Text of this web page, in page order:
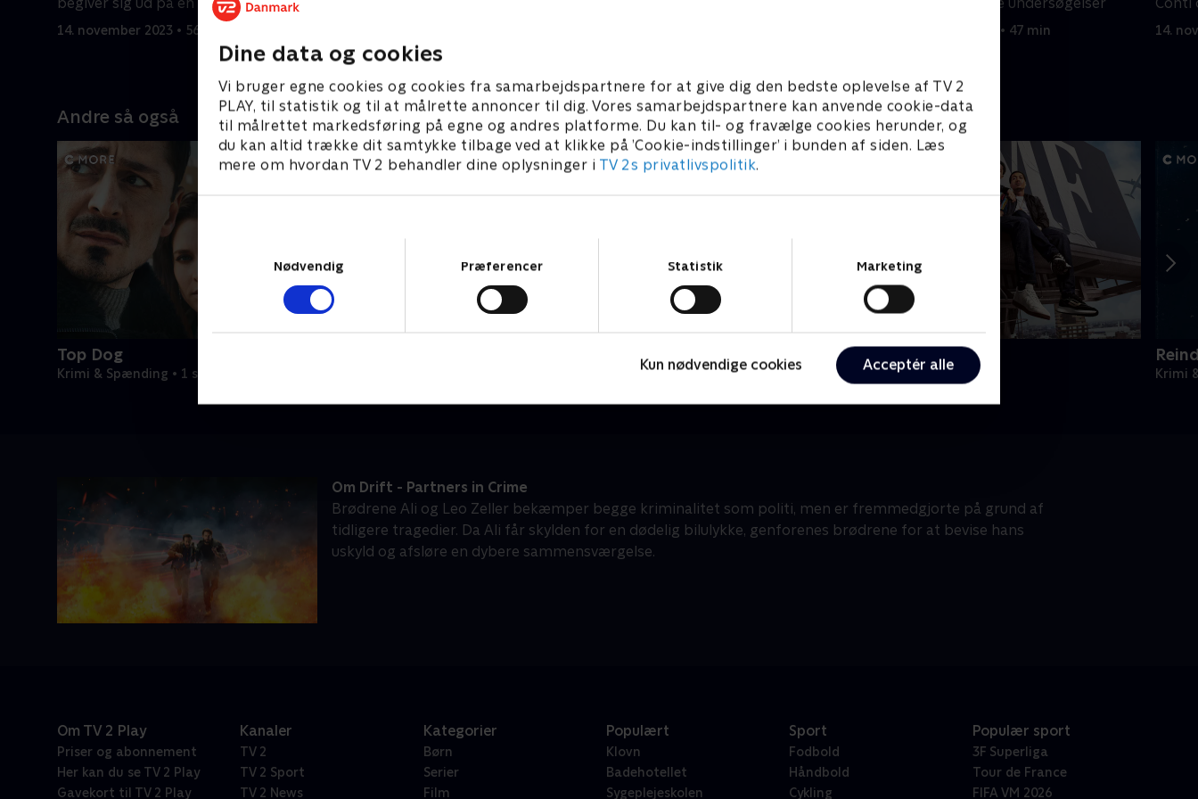
Dine data og cookies
Vi bruger egne cookies og cookies fra samarbejdspartnere for at give dig den bedste oplevelse af TV 2
PLAY, til statistik og til at målrette annoncer til dig. Vores samarbejdspartnere kan anvende cookie-data
til målrettet markedsføring på egne og andres platforme. Du kan til- og fravælge cookies herunder, og
du kan altid trække dit samtykke tilbage ved at klikke på ’Cookie-indstillinger’ i bunden af siden. Læs
mere om hvordan TV 2 behandler dine oplysninger i TV 2s privatlivspolitik.
Nødvendig
Præferencer Statistik Marketing
Kun nødvendige cookies Acceptér alle
14. november 2023 • 56 min 14. november 2023 • 47 min 14.
Andre så også
Top Dog
Krimi & Spænding • 1 sæsoner Krimi & Spænding • 3 sæsoner Krimi
Om Drift - Partners in Crime
Brødrene Ali og Leo Zeller bekæmper begge kriminalitet som politi, men er fremmedgjorte på grund af
tidligere tragedier. Da Ali får skylden for en dødelig bilulykke, genforenes brødrene for at bevise hans
uskyld og afsløre en dybere sammensværgelse.
Om TV 2 Play
Priser og abonnement
Her kan du se TV 2 Play
Gavekort til TV 2 Play
Kanaler
TV 2
TV 2 Sport
TV 2 News
Kategorier
Børn
Serier
Film
Populært
Klovn
Badehotellet
Sygeplejeskolen
Sport
Fodbold
Håndbold
Cykling
Populær sport
3F Superliga
Tour de France
FIFA VM 2026